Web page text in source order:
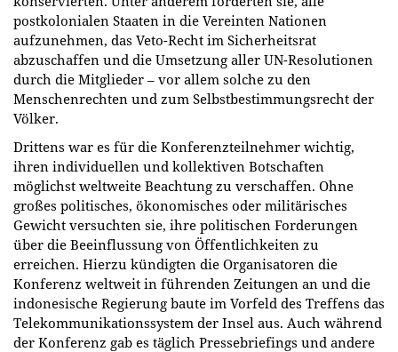
postkolonialen Staaten in die Vereinten Nationen
aufzunehmen, das Veto-Recht im Sicherheitsrat
abzuschaffen und die Umsetzung aller UN-Resolutionen
durch die Mitglieder – vor allem solche zu den
Menschenrechten und zum Selbstbestimmungsrecht der
Völker.
Drittens war es für die Konferenzteilnehmer wichtig,
ihren individuellen und kollektiven Botschaften
möglichst weltweite Beachtung zu verschaffen. Ohne
großes politisches, ökonomisches oder militärisches
Gewicht versuchten sie, ihre politischen Forderungen
über die Beeinflussung von Öffentlichkeiten zu
erreichen. Hierzu kündigten die Organisatoren die
Konferenz weltweit in führenden Zeitungen an und die
indonesische Regierung baute im Vorfeld des Treffens das
Telekommunikationssystem der Insel aus. Auch während
der Konferenz gab es täglich Pressebriefings und andere